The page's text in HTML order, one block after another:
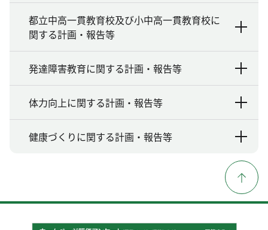
都立中高一貫教育校及び小中高一貫教育校に
関する計画・報告等
発達障害教育に関する計画・報告等
体力向上に関する計画・報告等
健康づくりに関する計画・報告等